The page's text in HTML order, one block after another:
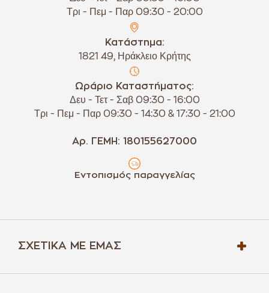
Τρι - Πεμ - Παρ 09:30 - 20:00
Κατάστημα:
1821 49, Ηράκλειο Κρήτης
Ωράριο Καταστήματος:
Δευ - Τετ - Σαβ 09:30 - 16:00
Τρι - Πεμ - Παρ 09:30 - 14:30 & 17:30 - 21:00
Αρ. ΓΕΜΗ: 180155627000
Εντοπισμός παραγγελίας
ΣΧΕΤΙΚΆ ΜΕ ΕΜΆΣ